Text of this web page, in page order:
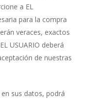
a EL
para la compra
veraces, exactos
USUARIO deberá
de nuestras
sus datos, podrá